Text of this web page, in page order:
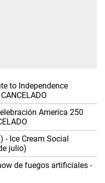
to Independence
America 250
- Ice Cream Social
julio)
de fuegos artificiales -